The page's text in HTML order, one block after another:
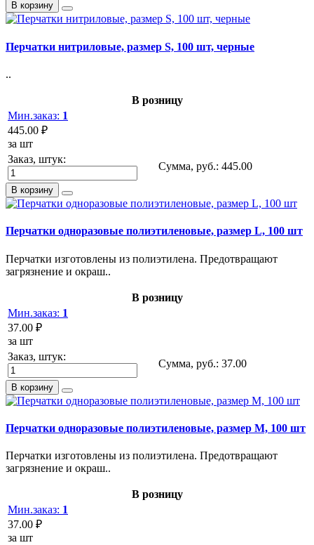
В корзину
Перчатки нитриловые, размер S, 100 шт, черные
..
В розницу
Мин.заказ: 1
445.00 ₽
за шт
Заказ, штук:
Сумма, руб.: 445.00
В корзину
Перчатки одноразовые полиэтиленовые, размер L, 100 шт
Перчатки изготовлены из полиэтилена. Предотвращают
загрязнение и окраш..
В розницу
Мин.заказ: 1
37.00 ₽
за шт
Заказ, штук:
Сумма, руб.: 37.00
В корзину
Перчатки одноразовые полиэтиленовые, размер M, 100 шт
Перчатки изготовлены из полиэтилена. Предотвращают
загрязнение и окраш..
В розницу
Мин.заказ: 1
37.00 ₽
за шт